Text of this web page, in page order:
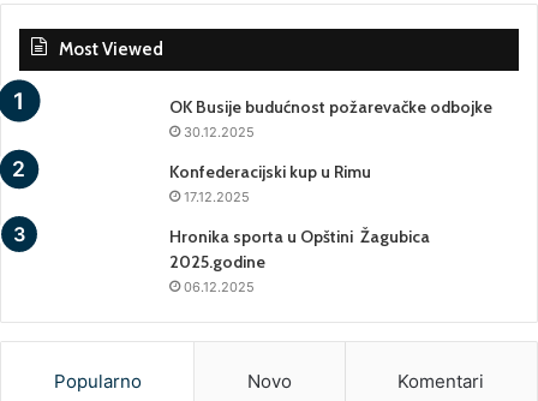
Most Viewed
OK Busije budućnost požarevačke odbojke
30.12.2025
Konfederacijski kup u Rimu
17.12.2025
Hronika sporta u Opštini Žagubica
2025.godine
06.12.2025
Popularno Novo Komentari